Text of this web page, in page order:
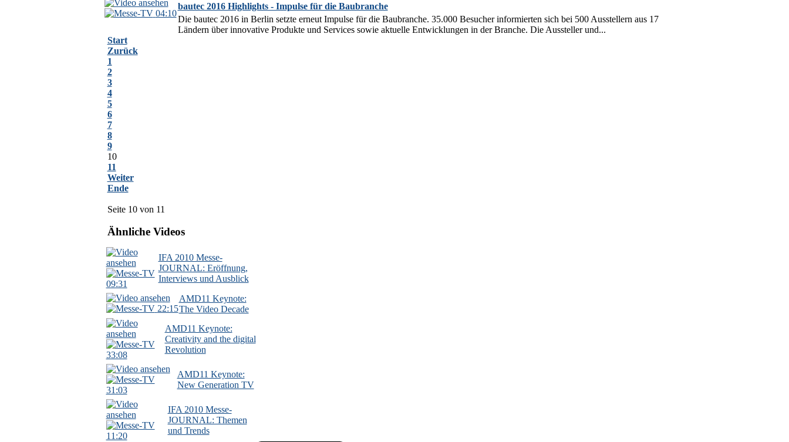
04:10
bautec 2016 Highlights - Impulse für die Baubranche
Die bautec 2016 in Berlin setzte erneut Impulse für die Baubranche. 35.000 Besucher informierten sich bei 500 Ausstellern aus 17
Ländern über innovative Produkte und Services sowie aktuelle Entwicklungen in der Branche. Die Aussteller und...
Start
Zurück
1
2
3
4
5
6
7
8
9
10
11
Weiter
Ende
Seite 10 von 11
Ähnliche Videos
09:31
IFA 2010 Messe-
JOURNAL: Eröffnung,
Interviews und Ausblick
22:15
AMD11 Keynote:
The Video Decade
33:08
AMD11 Keynote:
Creativity and the digital
Revolution
31:03
AMD11 Keynote:
New Generation TV
11:20
IFA 2010 Messe-
JOURNAL: Themen
und Trends